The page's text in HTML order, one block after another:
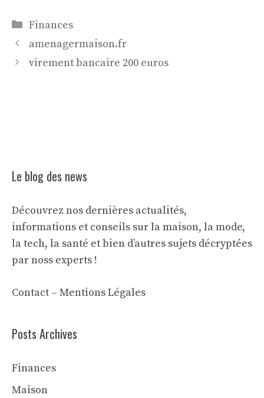
Catégories
Finances
amenagermaison.fr
virement bancaire 200 euros
Le blog des news
Découvrez nos dernières actualités,
informations et conseils sur la maison, la mode,
la tech, la santé et bien d’autres sujets décryptées
par noss experts !
Contact – Mentions Légales
Posts Archives
Finances
Maison